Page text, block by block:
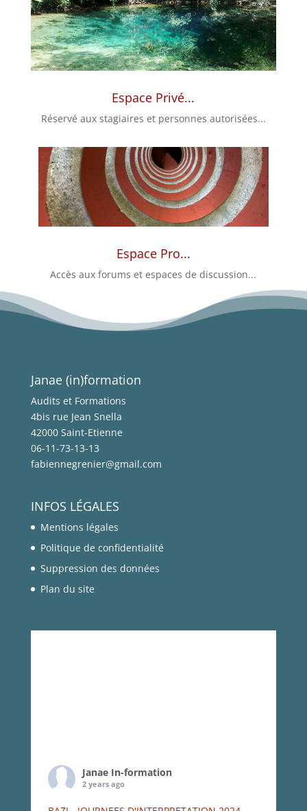
Espace Privé...
Réservé aux stagiaires et personnes autorisées...
Espace Pro...
Accès aux forums et espaces de discussion...
Janae (in)formation
Audits et Formations
4bis rue Jean Snella
42000 Saint-Etienne
06-11-73-13-13
fabiennegrenier@gmail.com
INFOS LÉGALES
Mentions légales
Politique de confidentialité
Suppression des données
Plan du site
Janae In-formation
2 years ago